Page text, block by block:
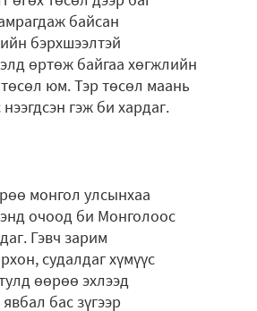
байсан
бэрхшээлтэй
өртөж байгаа хөгжлийн
юм. Тэр төсөл маань
гэж би хардаг.
монгол улсынхаа
очоод би Монголоос
Гэвч зарим
судалдаг хүмүүс
өөрөө эхлээд
бас зүгээр